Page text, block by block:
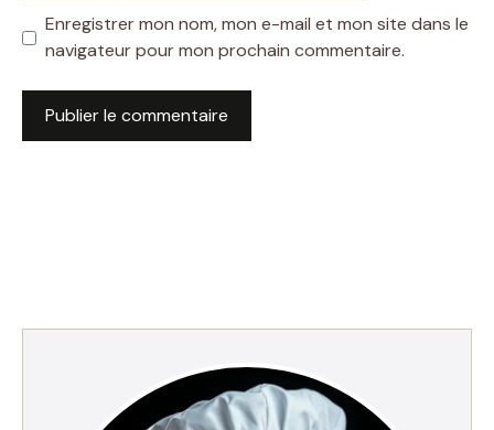
Enregistrer mon nom, mon e-mail et mon site dans le
navigateur pour mon prochain commentaire.